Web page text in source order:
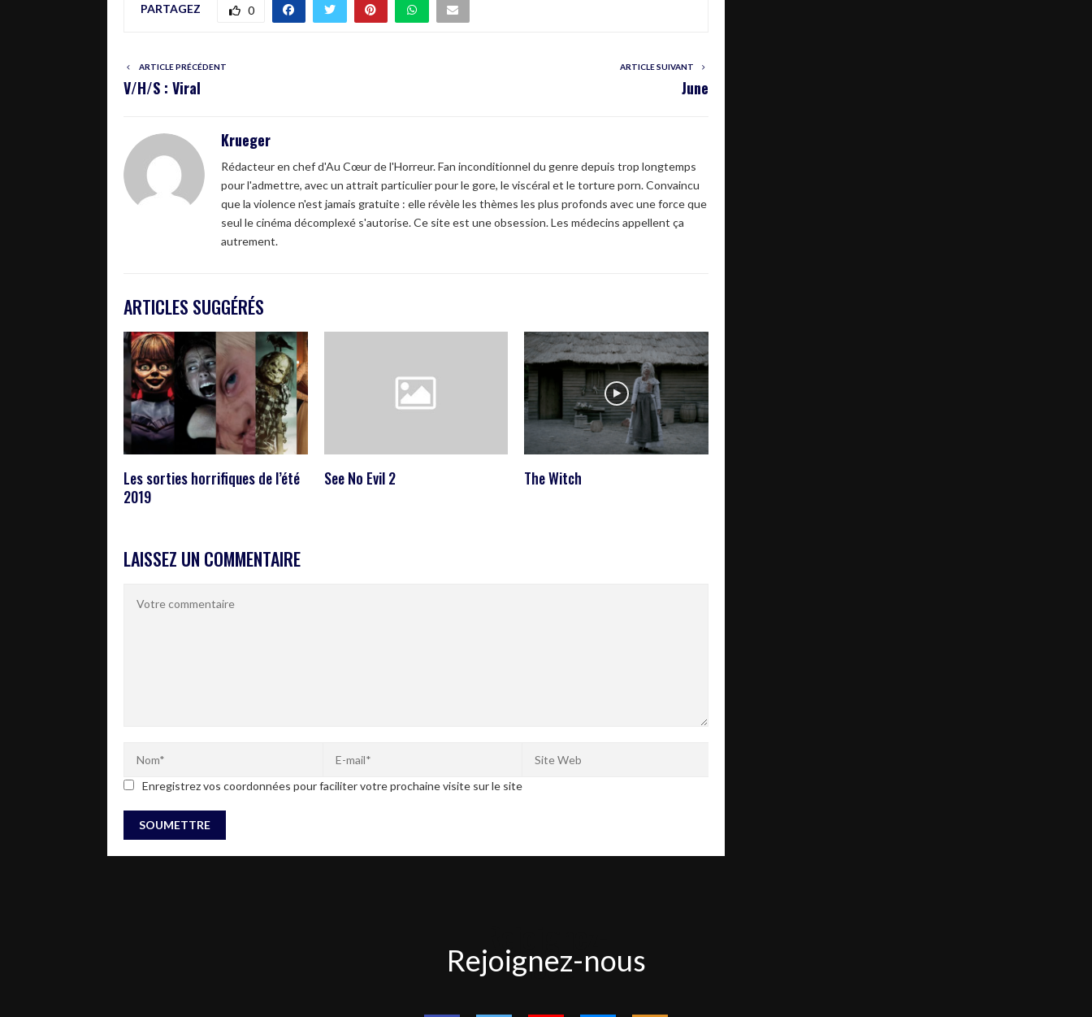
PARTAGEZ 0
ARTICLE PRÉCÉDENT
V/H/S : Viral
ARTICLE SUIVANT
June
Krueger
Rédacteur en chef d'Au Cœur de l'Horreur. Fan inconditionnel du genre depuis trop longtemps
pour l'admettre, avec un attrait particulier pour le gore, le viscéral et le torture porn. Convaincu
que la violence n'est jamais gratuite : elle révèle les thèmes les plus profonds avec une force que
seul le cinéma décomplexé s'autorise. Ce site est une obsession. Les médecins appellent ça
autrement.
ARTICLES SUGGÉRÉS
Les sorties horrifiques de l’été
2019
See No Evil 2 The Witch
LAISSEZ UN COMMENTAIRE
Enregistrez vos coordonnées pour faciliter votre prochaine visite sur le site
nous
Rejoignez-nous